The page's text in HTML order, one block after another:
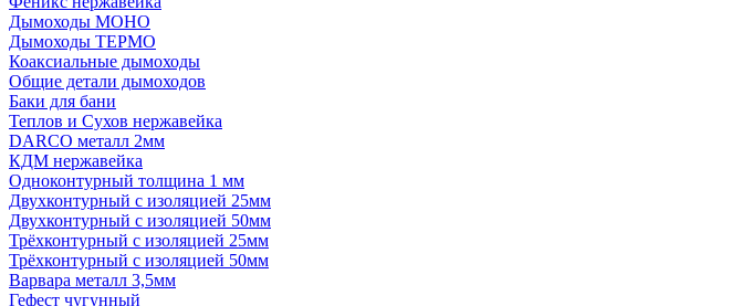
Дымоходы МОНО
Дымоходы ТЕРМО
Коаксиальные дымоходы
Общие детали дымоходов
Баки для бани
Теплов и Сухов нержавейка
DARCO металл 2мм
КДМ нержавейка
Одноконтурный толщина 1 мм
Двухконтурный с изоляцией 25мм
Двухконтурный с изоляцией 50мм
Трёхконтурный с изоляцией 25мм
Трёхконтурный с изоляцией 50мм
Варвара металл 3,5мм
Гефест чугунный